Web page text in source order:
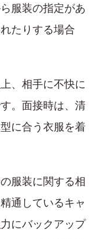
服装の指定があ
たりする場合
、相手に不快に
。面接時は、清
に合う衣服を着
服装に関する相
通しているキャ
にバックアップ